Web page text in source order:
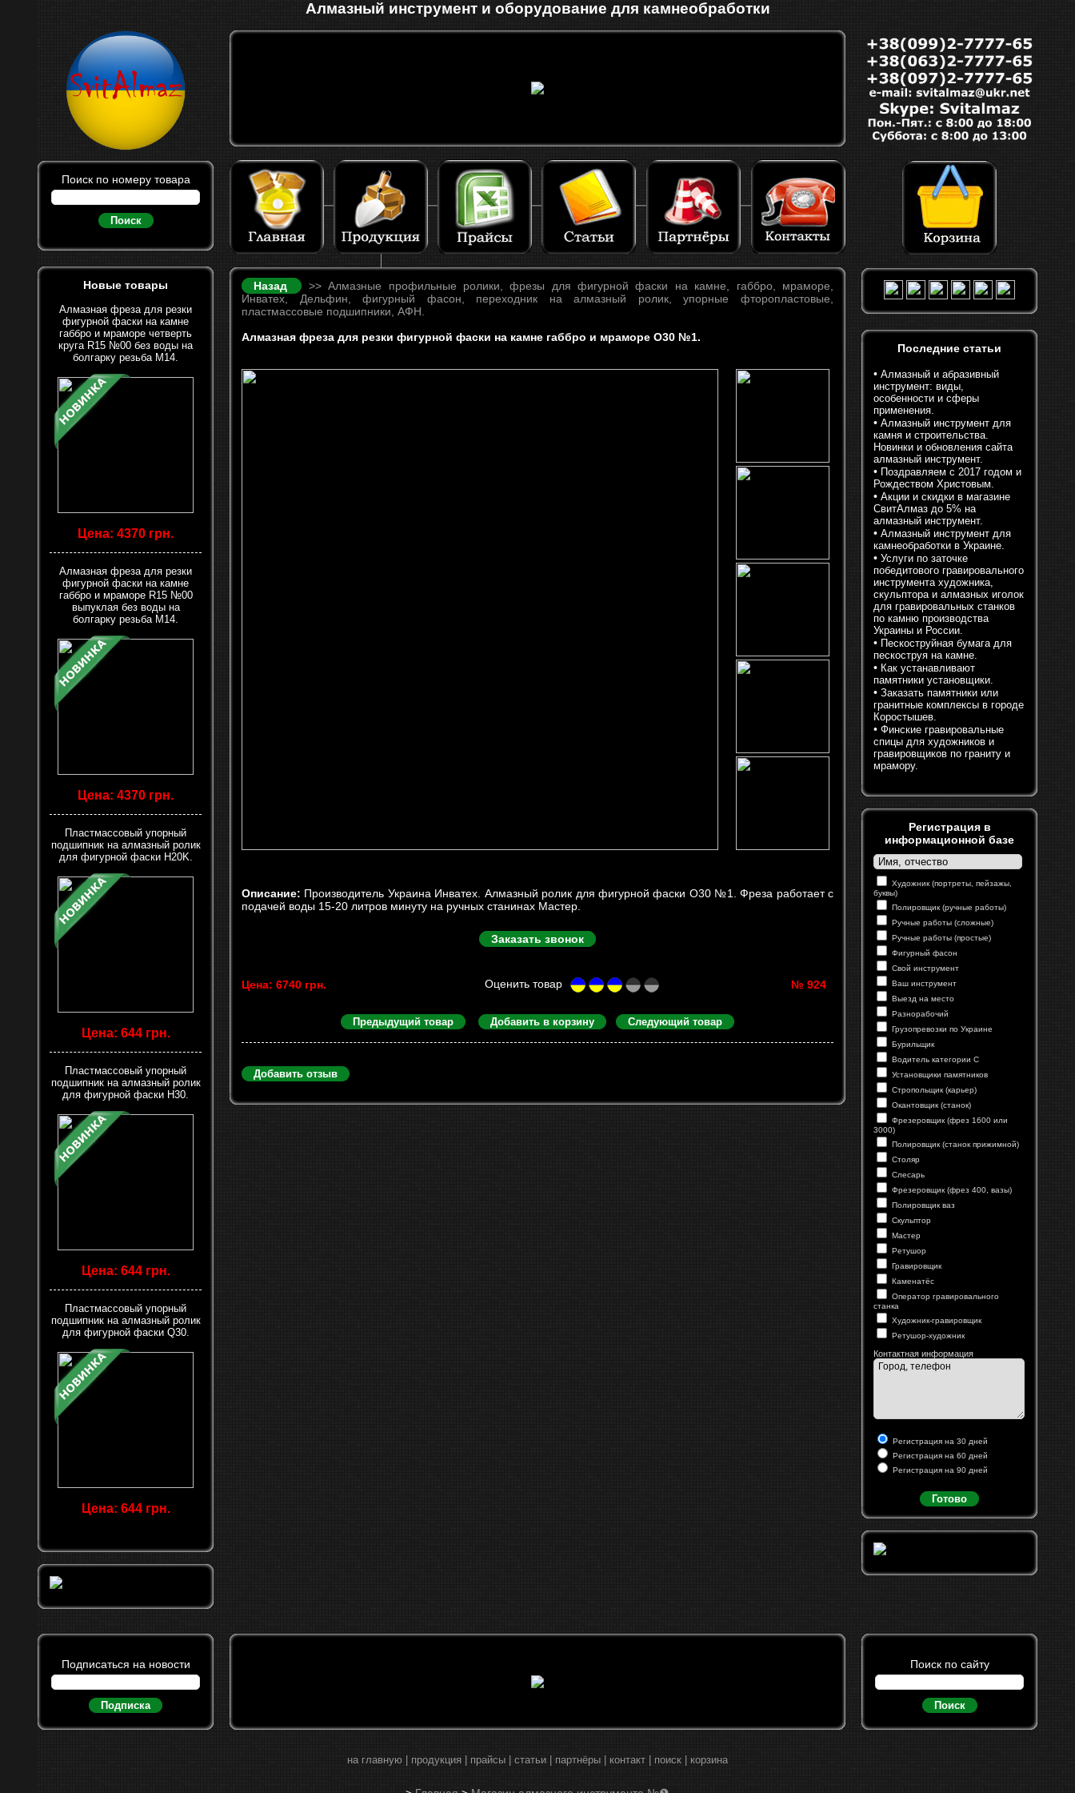
Алмазный инструмент и оборудование для камнеобработки
Поиск по номеру товара
Поиск
Новые товары
Алмазная фреза для резки
фигурной фаски на камне
габбро и мраморе четверть
круга R15 №00 без воды на
болгарку резьба М14.
Цена: 4370 грн.
Алмазная фреза для резки
фигурной фаски на камне
габбро и мраморе R15 №00
выпуклая без воды на
болгарку резьба М14.
Цена: 4370 грн.
Пластмассовый упорный
подшипник на алмазный ролик
для фигурной фаски H20K.
Цена: 644 грн.
Пластмассовый упорный
подшипник на алмазный ролик
для фигурной фаски H30.
Цена: 644 грн.
Пластмассовый упорный
подшипник на алмазный ролик
для фигурной фаски Q30.
Цена: 644 грн.
Назад
>> Алмазные профильные ролики, фрезы для фигурной фаски на камне, габбро, мраморе,
Инватех, Дельфин, фигурный фасон, переходник на алмазный ролик, упорные фторопластовые,
пластмассовые подшипники, АФН.
Алмазная фреза для резки фигурной фаски на камне габбро и мраморе O30 №1.
Описание: Производитель Украина Инватех. Алмазный ролик для фигурной фаски O30 №1. Фреза работает с
подачей воды 15-20 литров минуту на ручных станинах Мастер.
Заказать звонок
Цена: 6740 грн. № 924
Предыдущий товар Добавить в корзину Следующий товар
Добавить отзыв
Последние статьи
• Алмазный и абразивный
инструмент: виды,
особенности и сферы
применения.
• Алмазный инструмент для
камня и строительства.
Новинки и обновления сайта
алмазный инструмент.
• Поздравляем с 2017 годом и
Рождеством Христовым.
• Акции и скидки в магазине
СвитАлмаз до 5% на
алмазный инструмент.
• Алмазный инструмент для
камнеобработки в Украине.
• Услуги по заточке
победитового гравировального
инструмента художника,
скульптора и алмазных иголок
для гравировальных станков
по камню производства
Украины и России.
• Пескоструйная бумага для
пескоструя на камне.
• Как устанавливают
памятники установщики.
• Заказать памятники или
гранитные комплексы в городе
Коростышев.
• Финские гравировальные
спицы для художников и
гравировщиков по граниту и
мрамору.
Регистрация в
информационной базе
Художник (портреты, пейзажы,
буквы)
Полировщик (ручные работы)
Ручные работы (сложные)
Ручные работы (простые)
Фигурный фасон
Свой инструмент
Ваш инструмент
Выезд на место
Разнорабочий
Грузопревозки по Украине
Бурильщик
Водитель категории С
Установщики памятников
Стропольщик (карьер)
Окантовщик (станок)
Фрезеровщик (фрез 1600 или
3000)
Полировщик (станок прижимной)
Столяр
Слесарь
Фрезеровщик (фрез 400, вазы)
Полировщик ваз
Скульптор
Мастер
Ретушор
Гравировщик
Каменатёс
Оператор гравировального
станка
Художник-гравировщик
Ретушор-художник
Контактная информация
Регистрация на 30 дней
Регистрация на 60 дней
Регистрация на 90 дней
Готово
Подписаться на новости
Подписка
Поиск по сайту
Поиск
на главную продукция прайсы статьи партнёры контакт поиск корзина